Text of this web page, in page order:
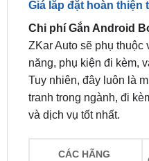
bảo hệ thống hoạt động
suốt thời gian sử dụng.
Giá lắp đặt hoàn thiện
Chi phí Gắn Android
ZKar Auto sẽ phụ
năng, phụ kiện đi kèm,
tranh trong ngành, đi